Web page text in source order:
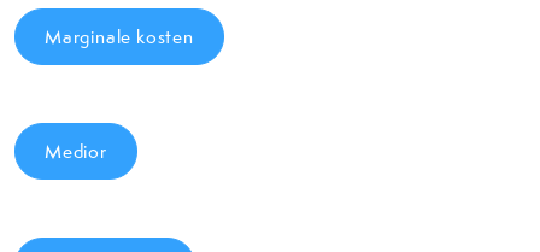
Marginale kosten
Medior